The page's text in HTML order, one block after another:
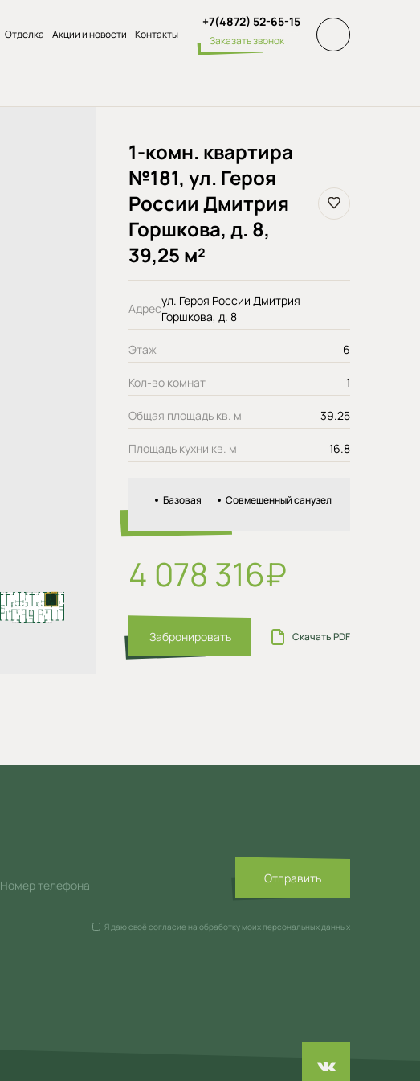
Отделка Акции и новости Контакты
+7(4872) 52-65-15
Заказать звонок
1-комн. квартира
№181, ул. Героя
России Дмитрия
Горшкова, д. 8,
39,25 м²
Адрес
ул. Героя России Дмитрия
Горшкова, д. 8
Этаж 6
Кол-во комнат 1
Общая площадь кв. м 39.25
Площадь кухни кв. м 16.8
Базовая Совмещенный санузел
4 078 316₽
Забронировать Скачать PDF
Номер телефона Отправить
Я даю своё согласие на обработку моих персональных данных